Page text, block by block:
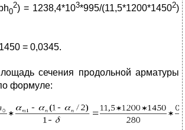
bh0
2) = 1238,4*103*995/(11,5*1200*14502)
= 0,0345.
сечения продольной арматуры
формуле: